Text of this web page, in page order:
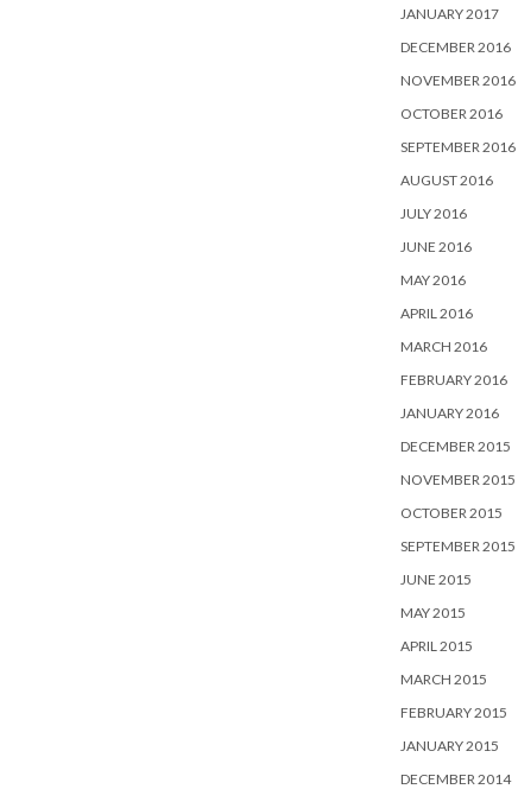
JANUARY 2017
DECEMBER 2016
NOVEMBER 2016
OCTOBER 2016
SEPTEMBER 2016
AUGUST 2016
JULY 2016
JUNE 2016
MAY 2016
APRIL 2016
MARCH 2016
FEBRUARY 2016
JANUARY 2016
DECEMBER 2015
NOVEMBER 2015
OCTOBER 2015
SEPTEMBER 2015
JUNE 2015
MAY 2015
APRIL 2015
MARCH 2015
FEBRUARY 2015
JANUARY 2015
DECEMBER 2014